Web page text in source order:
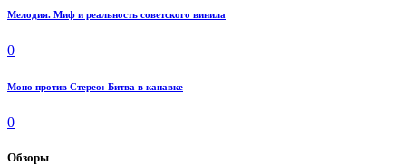
Мелодия. Миф и реальность советского винила
0
Моно против Стерео: Битва в канавке
0
Обзоры